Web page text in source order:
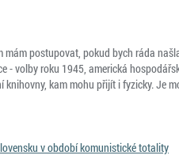
mám postupovat, pokud bych ráda
- volby roku 1945, americká
kam mohu přijít i fyzicky. Je
v období komunistické totality